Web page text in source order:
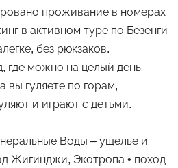
проживание в номерах
в активном туре по Безенги
без рюкзаков.
где можно на целый день
вы гуляете по горам,
и играют с детьми.
Воды – ущелье и
Жигинджи, Экотропа • поход